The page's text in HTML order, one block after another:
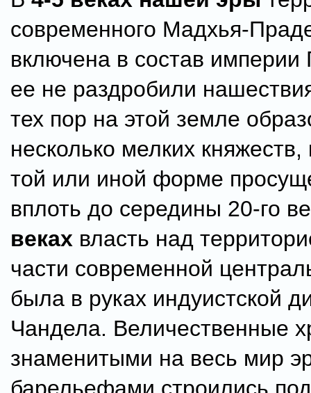
современного Мадхья-
включена в состав империи
ее не раздробили
тех пор на этой земле
несколько мелких
той или иной форме
вплоть до середины 20-го
веках власть над
части современной
была в руках индуистской
Чандела. Величественные
знаменитыми на весь мир